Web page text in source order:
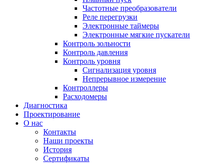
Частотные преобразователи
Реле перегрузки
Электронные таймеры
Электронные мягкие пускатели
Контроль зольности
Контроль давления
Контроль уровня
Сигнализация уровня
Непрерывное измерение
Контроллеры
Расходомеры
Диагностика
Проектирование
О нас
Контакты
Наши проекты
История
Сертификаты